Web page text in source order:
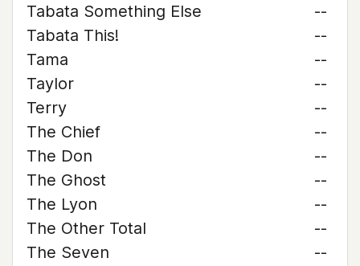
Tabata Something Else
--
Tabata This!
--
Tama
--
Taylor
--
Terry
--
The Chief
--
The Don
--
The Ghost
--
The Lyon
--
The Other Total
--
The Seven
--